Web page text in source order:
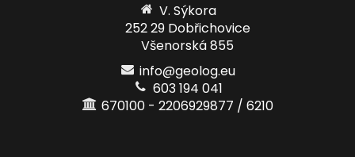
V. Sýkora
252 29 Dobřichovice
Všenorská 855
info@geolog.eu
603 194 041
670100 - 2206929877 / 6210